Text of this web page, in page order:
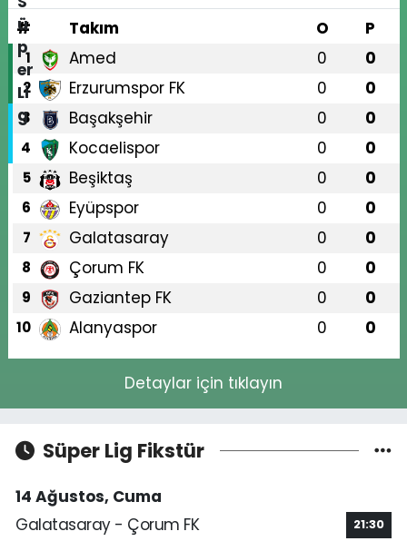
#
Takım O P
1 Amed 0 0
2 Erzurumspor FK 0 0
3 Başakşehir 0 0
4 Kocaelispor 0 0
5 Beşiktaş 0 0
6 Eyüpspor 0 0
7 Galatasaray 0 0
8 Çorum FK 0 0
9 Gaziantep FK 0 0
10 Alanyaspor 0 0
Detaylar için tıklayın
Süper Lig Fikstür
14 Ağustos, Cuma
Galatasaray - Çorum FK
21:30